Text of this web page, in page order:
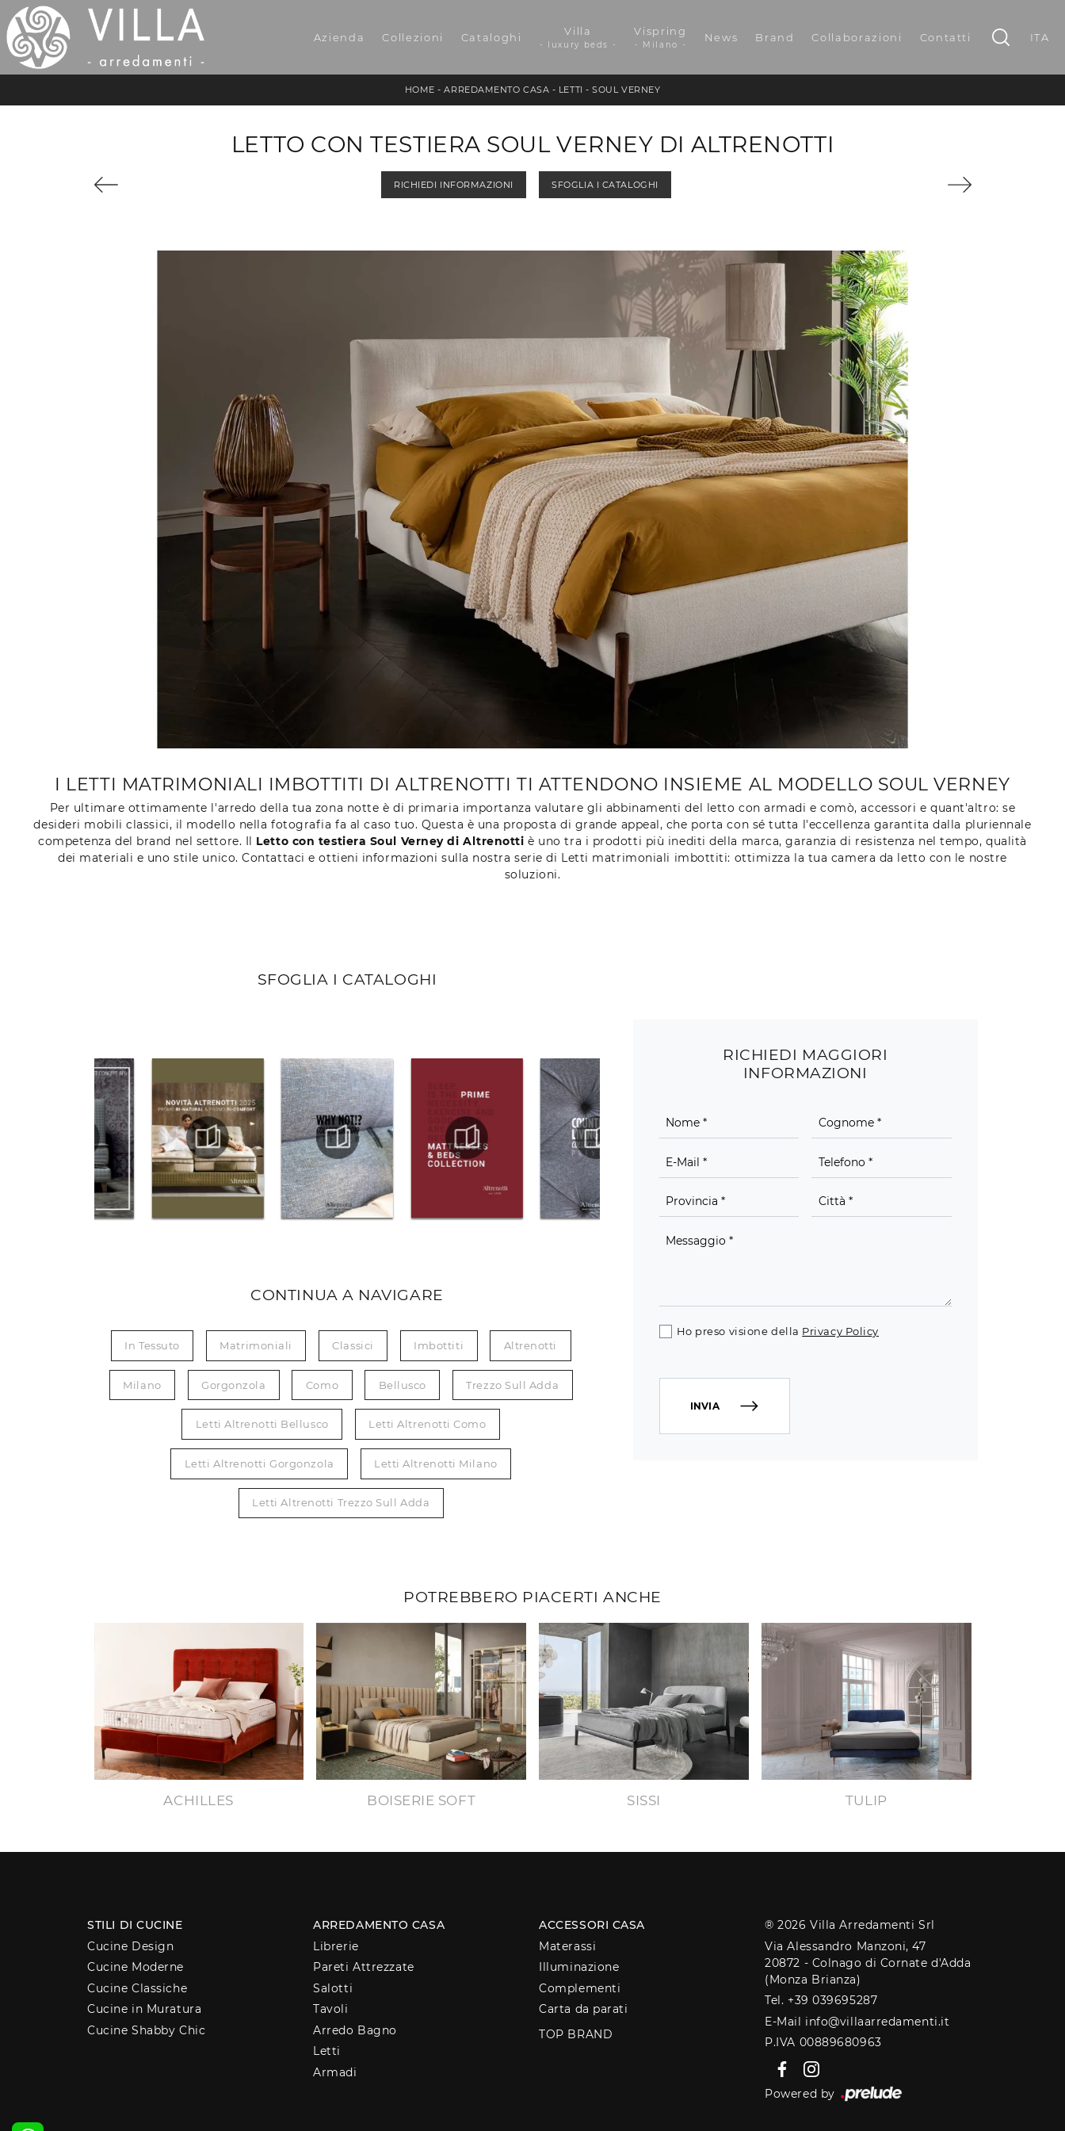
Azienda Collezioni Cataloghi Villa
- luxury beds -
Vispring
- Milano -
News Brand Collaborazioni Contatti ITA
HOME -ARREDAMENTO CASA - LETTI -SOUL VERNEY
LETTO CON TESTIERA SOUL VERNEY DI ALTRENOTTI
RICHIEDI INFORMAZIONI SFOGLIA I CATALOGHI
I LETTI MATRIMONIALI IMBOTTITI DI ALTRENOTTI TI ATTENDONO INSIEME AL MODELLO SOUL VERNEY
Per ultimare ottimamente l'arredo della tua zona notte è di primaria importanza valutare gli abbinamenti del letto con armadi e comò, accessori e quant'altro: se
desideri mobili classici, il modello nella fotografia fa al caso tuo. Questa è una proposta di grande appeal, che porta con sé tutta l'eccellenza garantita dalla pluriennale
competenza del brand nel settore. Il Letto con testiera Soul Verney di Altrenotti è uno tra i prodotti più inediti della marca, garanzia di resistenza nel tempo, qualità
dei materiali e uno stile unico. Contattaci e ottieni informazioni sulla nostra serie di Letti matrimoniali imbottiti: ottimizza la tua camera da letto con le nostre
soluzioni.
SFOGLIA I CATALOGHI
CONTINUA A NAVIGARE
In Tessuto Matrimoniali Classici Imbottiti Altrenotti
Milano Gorgonzola Como Bellusco Trezzo Sull Adda
Letti Altrenotti Bellusco Letti Altrenotti Como
Letti Altrenotti Gorgonzola Letti Altrenotti Milano
Letti Altrenotti Trezzo Sull Adda
RICHIEDI MAGGIORI
INFORMAZIONI
Ho preso visione della Privacy Policy
INVIA
POTREBBERO PIACERTI ANCHE
ACHILLES BOISERIE SOFT SISSI TULIP
STILI DI CUCINE
Cucine Design
Cucine Moderne
Cucine Classiche
Cucine in Muratura
Cucine Shabby Chic
ARREDAMENTO CASA
Librerie
Pareti Attrezzate
Salotti
Tavoli
Arredo Bagno
Letti
Armadi
ACCESSORI CASA
Materassi
Illuminazione
Complementi
Carta da parati
TOP BRAND
® 2026 Villa Arredamenti Srl
Via Alessandro Manzoni, 47
20872 - Colnago di Cornate d'Adda
(Monza Brianza)
Tel. +39 039695287
E-Mail info@villaarredamenti.it
P.IVA 00889680963
Powered by